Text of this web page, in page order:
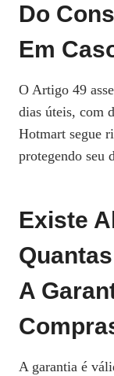
Do
Em
O Artigo 49
dias úteis, com
Hotmart segue
protegendo seu
Existe
A
A garantia é